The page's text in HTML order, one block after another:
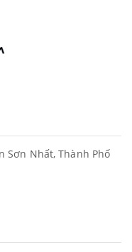
Sơn Nhất, Thành Phố